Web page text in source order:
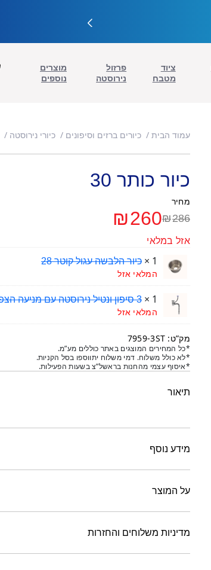
ציוד
מטבח
פרזול
נירוסטה
מוצרים
נוספים
עמוד הבית כיורים ברזים וסיפונים כיורי נירוסטה
כיור כותר 30
מחיר
₪286
המחיר
המקורי
היה:
₪286.
₪260
המחיר
הנוכחי
הוא:
₪260.
אזל במלאי
1 ×
כיור הלבשה עגול קוטר 28
המלאי אזל
1 × 3 סיפון ונטיל נירוסטה עם מניעה הצפה צול
המלאי אזל
מק”ט: 7959-3ST
*כל המחירים המוצגים באתר כוללים מע”מ.
*לא כולל משלוח. דמי משלוח יתווספו בסל הקניות.
*איסוף עצמי מהחנות בראשל”צ בשעות הפעילות.
תיאור
מידע נוסף
על המוצר
מדיניות משלוחים והחזרות